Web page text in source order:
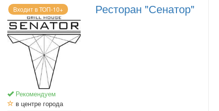
Входит в ТОП-10+
Рекомендуем
в центре города
Ресторан "Сенатор"